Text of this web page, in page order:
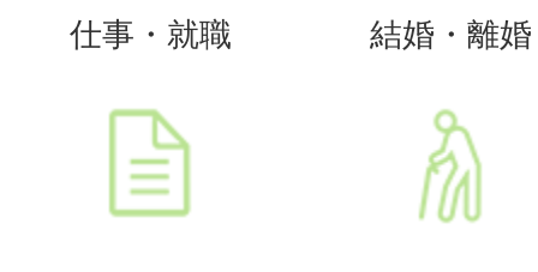
仕事・就職 結婚・離婚